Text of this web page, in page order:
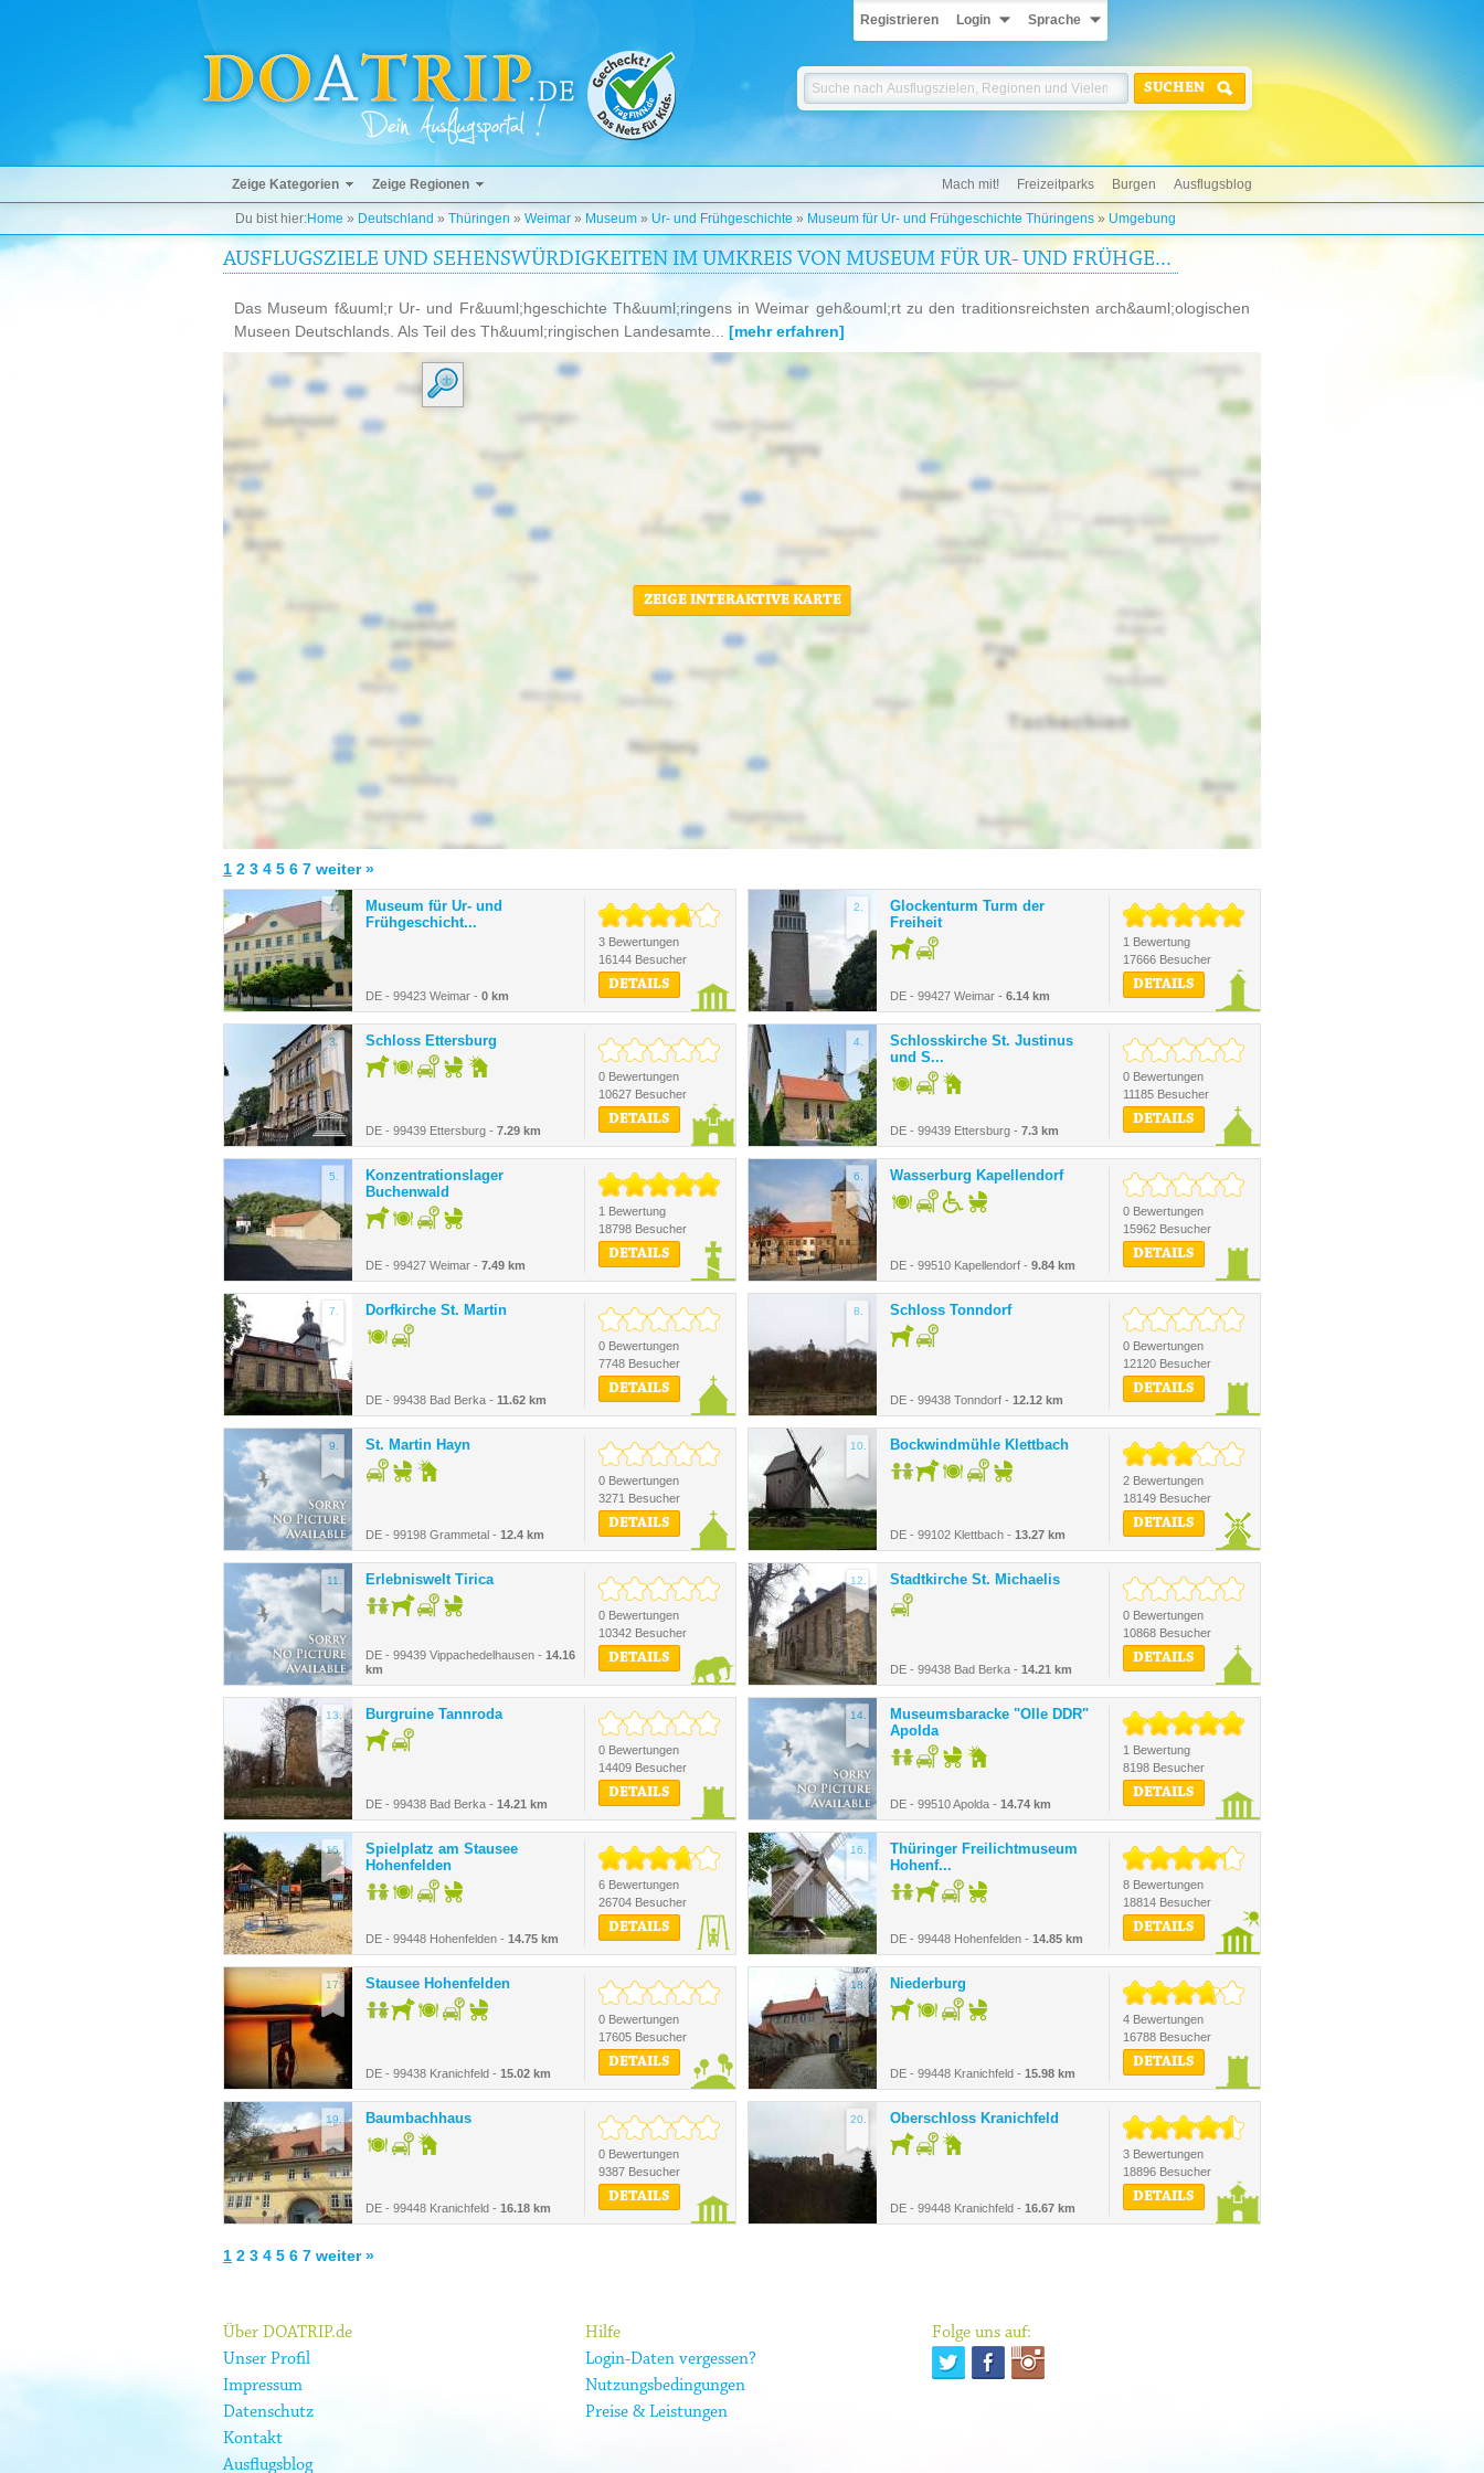
Registrieren Login Sprache
SUCHEN
Zeige Kategorien Zeige Regionen Mach mit! Freizeitparks Burgen Ausflugsblog
Du bist hier:Home » Deutschland » Thüringen » Weimar » Museum » Ur- und Frühgeschichte » Museum für Ur- und Frühgeschichte Thüringens » Umgebung
AUSFLUGSZIELE UND SEHENSWÜRDIGKEITEN IM UMKREIS VON MUSEUM FÜR UR- UND FRÜHGE...
Das Museum f&uuml;r Ur- und Fr&uuml;hgeschichte Th&uuml;ringens in Weimar geh&ouml;rt zu den traditionsreichsten arch&auml;ologischen
Museen Deutschlands. Als Teil des Th&uuml;ringischen Landesamte... [mehr erfahren]
ZEIGE INTERAKTIVE KARTE
1 2 3 4 5 6 7 weiter »
1.
Museum für Ur- und
Frühgeschicht...
DE - 99423 Weimar - 0 km
3 Bewertungen
16144 Besucher
DETAILS
2.
Glockenturm Turm der
Freiheit
DE - 99427 Weimar - 6.14 km
1 Bewertung
17666 Besucher
DETAILS
3. Schloss Ettersburg
DE - 99439 Ettersburg - 7.29 km
0 Bewertungen
10627 Besucher
DETAILS
4.
Schlosskirche St. Justinus
und S...
DE - 99439 Ettersburg - 7.3 km
0 Bewertungen
11185 Besucher
DETAILS
5.
Konzentrationslager
Buchenwald
DE - 99427 Weimar - 7.49 km
1 Bewertung
18798 Besucher
DETAILS
6. Wasserburg Kapellendorf
DE - 99510 Kapellendorf - 9.84 km
0 Bewertungen
15962 Besucher
DETAILS
7. Dorfkirche St. Martin
DE - 99438 Bad Berka - 11.62 km
0 Bewertungen
7748 Besucher
DETAILS
8. Schloss Tonndorf
DE - 99438 Tonndorf - 12.12 km
0 Bewertungen
12120 Besucher
DETAILS
9. St. Martin Hayn
DE - 99198 Grammetal - 12.4 km
0 Bewertungen
3271 Besucher
DETAILS
10. Bockwindmühle Klettbach
DE - 99102 Klettbach - 13.27 km
2 Bewertungen
18149 Besucher
DETAILS
11. Erlebniswelt Tirica
DE - 99439 Vippachedelhausen - 14.16
km
0 Bewertungen
10342 Besucher
DETAILS
12. Stadtkirche St. Michaelis
DE - 99438 Bad Berka - 14.21 km
0 Bewertungen
10868 Besucher
DETAILS
13. Burgruine Tannroda
DE - 99438 Bad Berka - 14.21 km
0 Bewertungen
14409 Besucher
DETAILS
14.
Museumsbaracke "Olle DDR"
Apolda
DE - 99510 Apolda - 14.74 km
1 Bewertung
8198 Besucher
DETAILS
15.
Spielplatz am Stausee
Hohenfelden
DE - 99448 Hohenfelden - 14.75 km
6 Bewertungen
26704 Besucher
DETAILS
16.
Thüringer Freilichtmuseum
Hohenf...
DE - 99448 Hohenfelden - 14.85 km
8 Bewertungen
18814 Besucher
DETAILS
17. Stausee Hohenfelden
DE - 99438 Kranichfeld - 15.02 km
0 Bewertungen
17605 Besucher
DETAILS
18. Niederburg
DE - 99448 Kranichfeld - 15.98 km
4 Bewertungen
16788 Besucher
DETAILS
19. Baumbachhaus
DE - 99448 Kranichfeld - 16.18 km
0 Bewertungen
9387 Besucher
DETAILS
20. Oberschloss Kranichfeld
DE - 99448 Kranichfeld - 16.67 km
3 Bewertungen
18896 Besucher
DETAILS
1 2 3 4 5 6 7 weiter »
Über DOATRIP.de
Unser Profil
Impressum
Datenschutz
Kontakt
Ausflugsblog
Hilfe
Login-Daten vergessen?
Nutzungsbedingungen
Preise & Leistungen
Folge uns auf: